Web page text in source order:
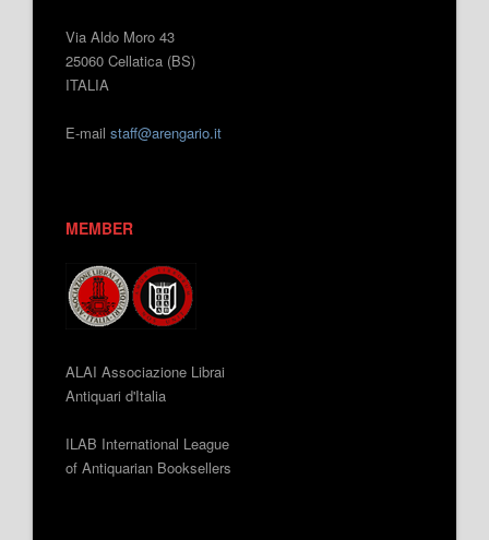
Via Aldo Moro 43
25060 Cellatica (BS)
ITALIA
E-mail staff@arengario.it
MEMBER
ALAI Associazione Librai
Antiquari d'Italia
ILAB International League
of Antiquarian Booksellers